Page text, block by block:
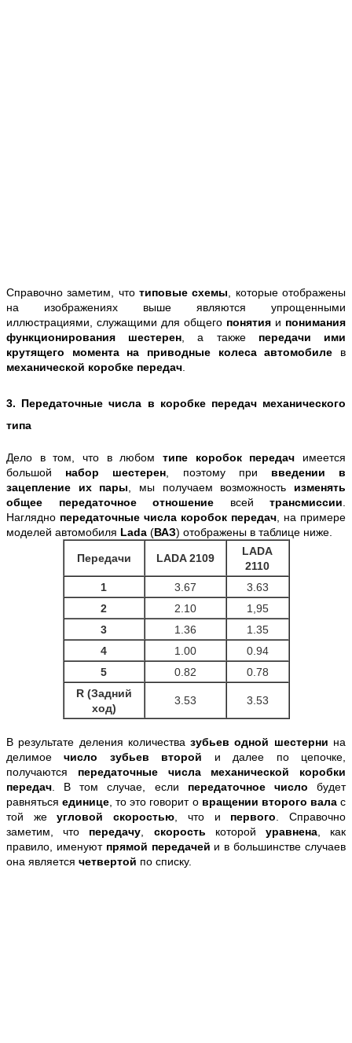
Справочно заметим, что типовые схемы , которые отображены
на изображениях выше являются упрощенными
иллюстрациями, служащими для общего понятия и понимания
функционирования шестерен , а также передачи ими
крутящего момента на приводные колеса автомобиле в
механической коробке передач
3. Передаточные числа в коробке передач механического
типа
Дело в том, что в любом типе коробок передач имеется
большой набор шестерен , поэтому при введении в
зацепление их пары , мы получаем возможность изменять
общее передаточное отношение всей трансмиссии
Наглядно передаточные числа коробок передач , на примере
моделей автомобиля Lada (ВАЗ) отображены в таблице ниже.
Передачи LADA 2109
LADA
2110
1
3.67
3.63
2
2.10
1,95
3
1.36
1.35
4
1.00
0.94
5
0.82
0.78
R (Задний
ход)
3.53 3.53
В результате деления количествазубьев одной шестерни на
делимоечисло зубьев второй и далее по цепочке,
получаются передаточные числа механической коробки
передач . В том случае, если передаточное число будет
равнятьсяединице , то это говорит о вращении второго валас
той жеугловой скоростью , что и первого . Справочно
заметим, что передачу скорость которой уравнена, как
правило, именуют прямой передачей и в большинстве случаев
она является четвертой по списку.